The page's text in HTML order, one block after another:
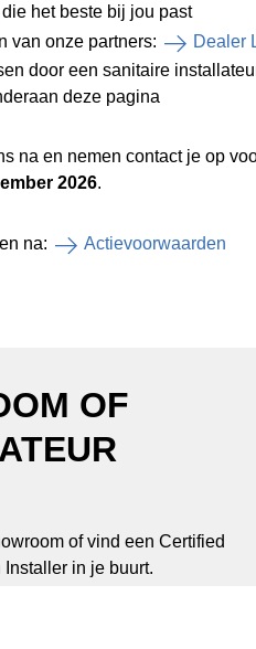
die het beste bij jou past
van onze partners:
Dealer
door een sanitaire
deze pagina
na en nemen contact je op
2026.
na: Actievoorwaarden
OF
of vind een Certified
in je buurt.